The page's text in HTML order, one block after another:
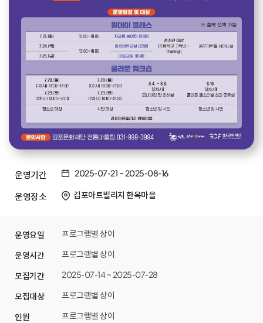
운영기간 2025-07-21~2025-08-16
운영장소 김포아트빌리지 한옥마을
운영요일 프로그램별 상이
운영시간 프로그램별 상이
모집기간 2025-07-14 ~ 2025-07-28
모집대상 프로그램별 상이
인원 프로그램별 상이